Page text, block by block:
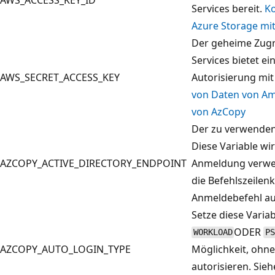
Services bereit.
Azure Storage
AWS_SECRET_ACCESS_KEY
Der geheime
Services bietet
Autorisierung mit
von Daten von
von AzCopy
AZCOPY_ACTIVE_DIRECTORY_ENDPOINT
Der zu
Diese Variable
Anmeldung
die
Anmeldebefehl
AZCOPY_AUTO_LOGIN_TYPE
Setze diese
WORKLOAD ODER
Möglichkeit,
autorisieren.